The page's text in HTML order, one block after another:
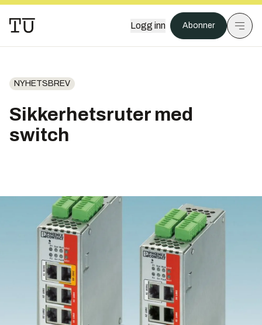
Logg inn Abonner
NYHETSBREV
Sikkerhetsruter med
switch